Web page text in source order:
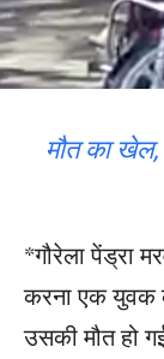
मौत का
*गौरेला पेंड्रा
करना एक युवक
उसकी मौत हो